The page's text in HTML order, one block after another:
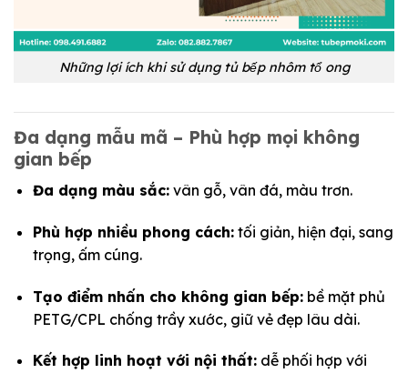
Những lợi ích khi sử dụng tủ bếp nhôm tổ ong
Đa dạng mẫu mã – Phù hợp mọi không
gian bếp
Đa dạng màu sắc:vân gỗ, vân đá, màu trơn.
Phù hợp nhiều phong cách:tối giản, hiện đại, sang
trọng, ấm cúng.
Tạo điểm nhấn cho không gian bếp:bề mặt phủ
PETG/CPL chống trầy xước, giữ vẻ đẹp lâu dài.
Kết hợp linh hoạt với nội thất:dễ phối hợp với